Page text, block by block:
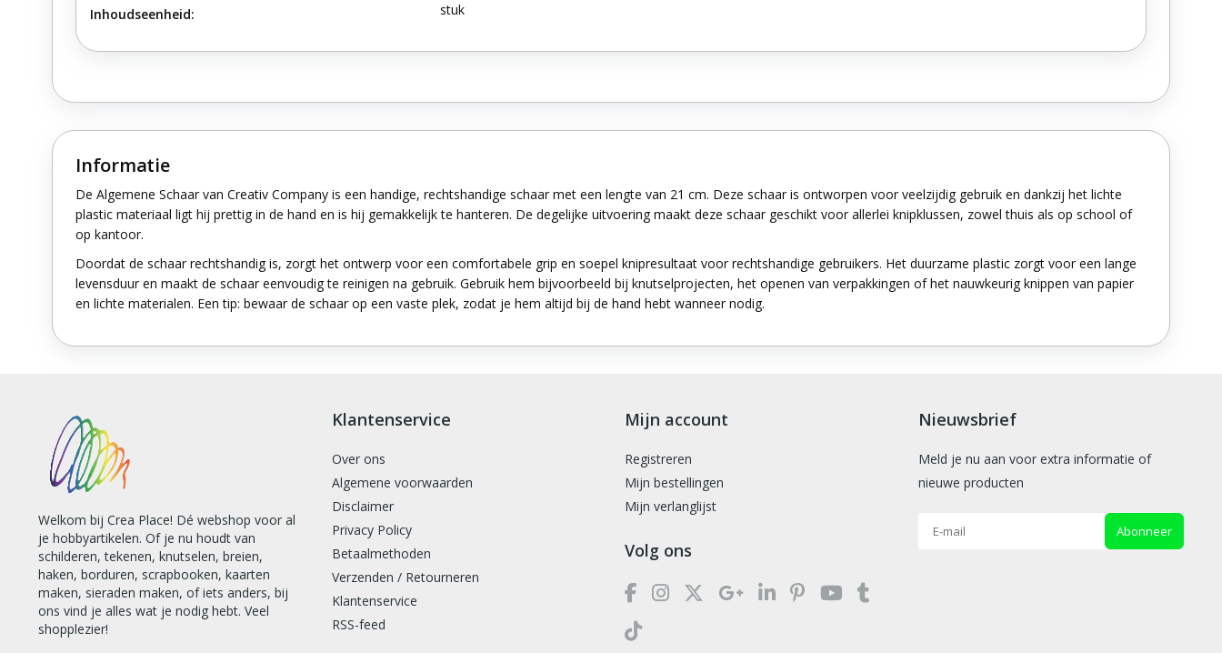
Inhoudseenheid: stuk
Informatie
De Algemene Schaar van Creativ Company is een handige, rechtshandige schaar met een lengte van 21 cm. Deze schaar is ontworpen voor veelzijdig gebruik en dankzij het lichte
plastic materiaal ligt hij prettig in de hand en is hij gemakkelijk te hanteren. De degelijke uitvoering maakt deze schaar geschikt voor allerlei knipklussen, zowel thuis als op school of
op kantoor.
Doordat de schaar rechtshandig is, zorgt het ontwerp voor een comfortabele grip en soepel knipresultaat voor rechtshandige gebruikers. Het duurzame plastic zorgt voor een lange
levensduur en maakt de schaar eenvoudig te reinigen na gebruik. Gebruik hem bijvoorbeeld bij knutselprojecten, het openen van verpakkingen of het nauwkeurig knippen van papier
en lichte materialen. Een tip: bewaar de schaar op een vaste plek, zodat je hem altijd bij de hand hebt wanneer nodig.
Welkom bij Crea Place! Dé webshop voor al
je hobbyartikelen. Of je nu houdt van
schilderen, tekenen, knutselen, breien,
haken, borduren, scrapbooken, kaarten
maken, sieraden maken, of iets anders, bij
ons vind je alles wat je nodig hebt. Veel
shopplezier!
Klantenservice
Over ons
Algemene voorwaarden
Disclaimer
Privacy Policy
Betaalmethoden
Verzenden / Retourneren
Klantenservice
RSS-feed
Mijn account
Registreren
Mijn bestellingen
Mijn verlanglijst
Volg ons
Nieuwsbrief
Meld je nu aan voor extra informatie of
nieuwe producten
Abonneer